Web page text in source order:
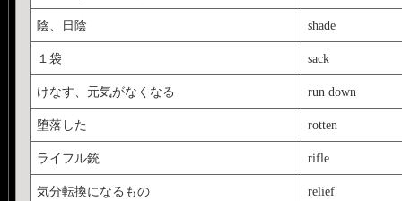
陰、日陰 shade
１袋 sack
けなす、元気がなくなる run down
堕落した rotten
ライフル銃 rifle
気分転換になるもの relief